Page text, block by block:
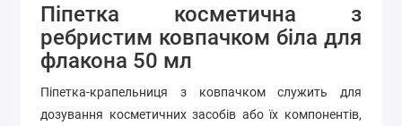
Піпетка косметична з
ребристим ковпачком біла для
флакона 50 мл
Піпетка-крапельниця з ковпачком служить для
дозування косметичних засобів або їх компонентів,